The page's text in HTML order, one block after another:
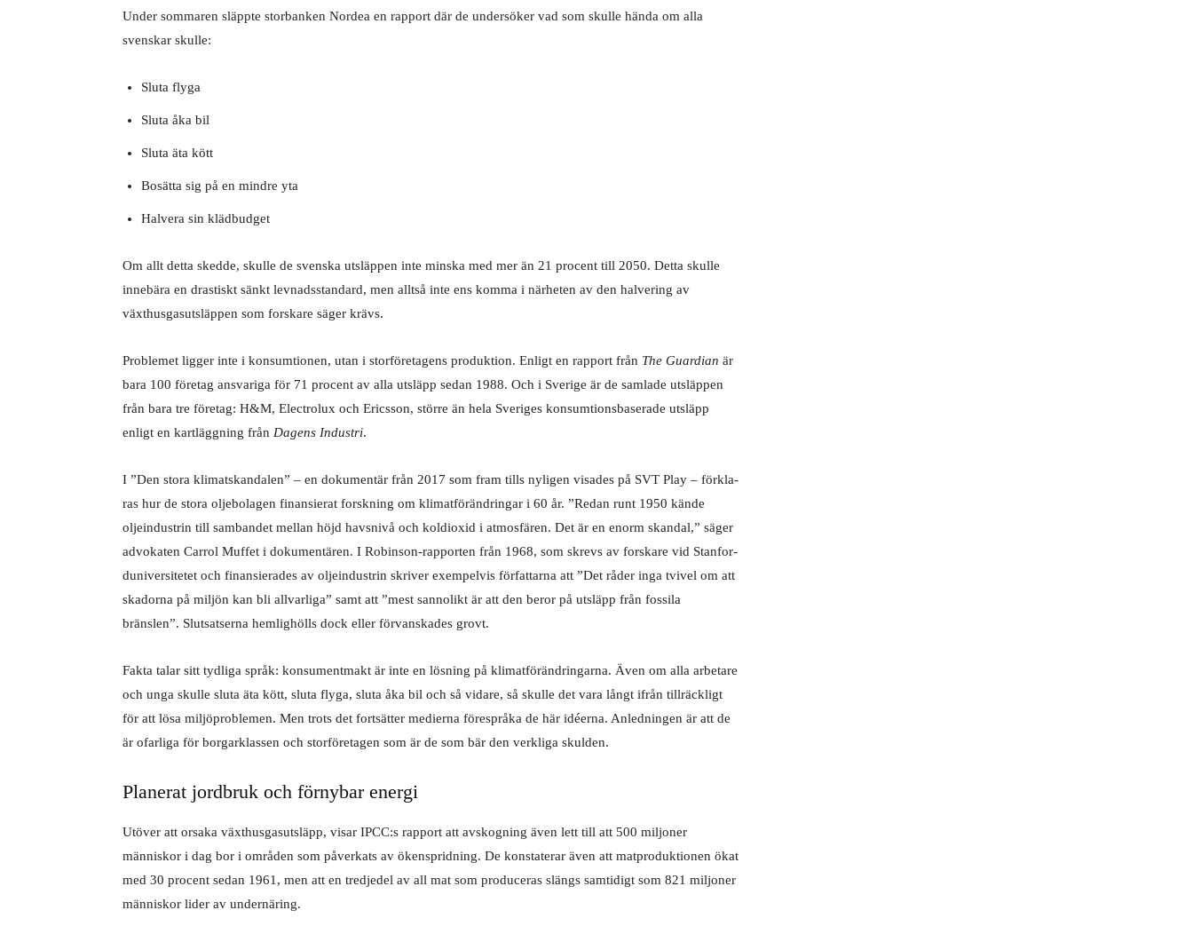
Under sommaren släppte storbanken Nordea en rapport där de undersöker vad som skulle hända om alla
svenskar skulle:
Sluta flyga
Sluta åka bil
Sluta äta kött
Bosätta sig på en mindre yta
Halvera sin klädbudget
Om allt detta skedde, skulle de svenska utsläppen inte minska med mer än 21 procent till 2050. Detta skulle
innebära en drastiskt sänkt levnadsstandard, men alltså inte ens komma i närheten av den halvering av
växthusgasutsläppen som forskare säger krävs.
Problemet ligger inte i konsumtionen, utan i storföretagens produktion. Enligt en rapport från The Guardian är
bara 100 före­tag ansvariga för 71 procent av alla utsläpp sedan 1988. Och i Sverige är de samlade utsläppen
från bara tre företag: H&M, Electrolux och Ericsson, större än hela Sveriges konsumtionsbaserade utsläpp
enligt en kartläggning från Dagens Industri.
I ”Den stora klimatskandalen” – en dokumentär från 2017 som fram tills nyligen visades på SVT Play – förkla­
ras hur de stora oljebolagen finansierat forskning om klimatförändringar i 60 år. ”Redan runt 1950 kände
oljeindustrin till sambandet mellan höjd havsnivå och koldioxid i atmosfären. Det är en enorm skandal,” säger
advokaten Carrol Muffet i dokumentären. I Robinson-rapporten från 1968, som skrevs av forskare vid Stanfor­
duniversitetet och finansierades av oljein­dustrin skriver exempelvis författarna att ”Det råder inga tvivel om att
skadorna på miljön kan bli allvarliga” samt att ”mest sannolikt är att den beror på utsläpp från fossila
bränslen”. Slutsatserna hemlighölls dock eller förvanskades grovt.
Fakta talar sitt tydliga språk: konsu­mentmakt är inte en lösning på klimatför­ändringarna. Även om alla arbetare
och unga skulle sluta äta kött, sluta flyga, sluta åka bil och så vidare, så skulle det vara långt ifrån tillräckligt
för att lösa miljöpro­blemen. Men trots det fortsätter medierna förespråka de här idéerna. Anledningen är att de
är ofarliga för borgarklassen och storföretagen som är de som bär den verkliga skulden.
Planerat jordbruk och förnybar energi
Utöver att orsaka växthusgasutsläpp, visar IPCC:s rapport att avskogning även lett till att 500 miljoner
människor i dag bor i områden som påverkats av ökensprid­ning. De konstaterar även att matproduk­tionen ökat
med 30 procent sedan 1961, men att en tredjedel av all mat som pro­duceras slängs samtidigt som 821 miljoner
människor lider av undernäring.